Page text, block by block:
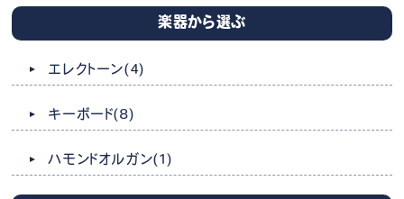
楽器から選ぶ
エレクトーン(4)
キーボード(8)
ハモンドオルガン(1)